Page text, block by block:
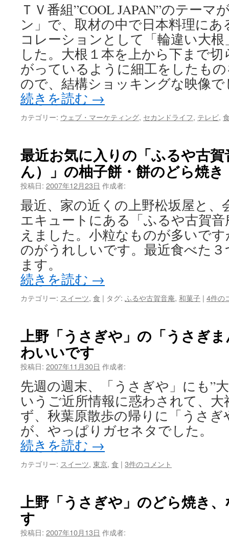
ＴＶ番組”COOL JAPAN”のテーマ
ン」で、取材の中で日本料理に
コレーションとして「輪違い大
した。大根１本を上から下まで
がっているように細工をしたも
ので、結構ショッキングな映像で
続きを読む →
カテゴリー: ウェブ・マーケティング, セカンドライフ, テレビ,
最近お気に入りの「ふるや古
ん）」の柚子餅・餅のどら焼
投稿日: 2007年12月23日 作成者:
最近、家の近くの上野松坂屋と、
エキュートにある「ふるや古賀
えました。小粒なものが多いで
のがうれしいです。最近食べた
ます。
続きを読む →
カテゴリー: スイーツ, 食 | タグ: ふるや古賀音庵, 和菓子 | 4件の
上野「うさぎや」の「うさぎ
わいいです
投稿日: 2007年11月30日 作成者:
先週の週末、「うさぎや」にも”
いうご近所情報に惑わされて、
ず、秋葉原散歩の帰りに「うさ
が、やっぱりガセネタでした。
続きを読む →
カテゴリー: スイーツ, 東京, 食 | 3件のコメント
上野「うさぎや」のどら焼き
す
投稿日: 2007年10月13日 作成者: